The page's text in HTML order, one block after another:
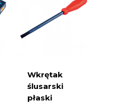
Wkrętak
ślusarski
płaski